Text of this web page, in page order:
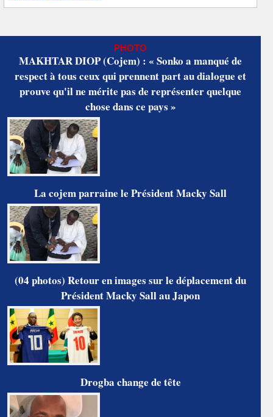
PHOTO
MAKHTAR DIOP (Cojem) : « Sonko a manqué de
respect à tous ceux qui prennent part au dialogue et
prouve qu'il ne mérite pas de représenter quelque
chose dans ce pays »
La cojem parraine le Président Macky Sall
(04 photos) Retour en images sur le déplacement du
Président Macky Sall au Japon
Drogba change de tête